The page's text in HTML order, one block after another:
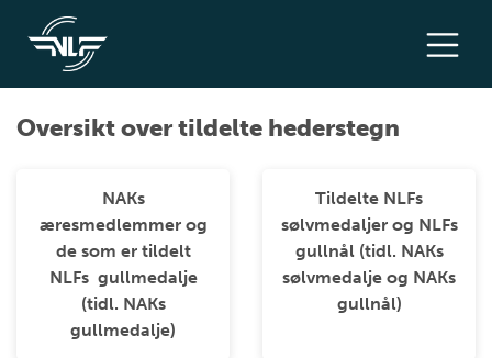
Oversikt over tildelte hederstegn
NAKs
æresmedlemmer og
de som er tildelt
NLFs gullmedalje
(tidl. NAKs
gullmedalje)
Tildelte NLFs
sølvmedaljer og NLFs
gullnål (tidl. NAKs
sølvmedalje og NAKs
gullnål)